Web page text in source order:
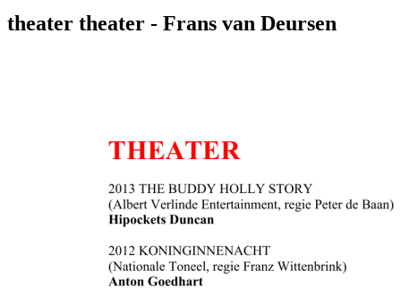
theater theater - Frans van Deursen